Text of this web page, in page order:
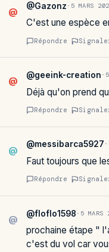
@
@Gazonz · 5 MARS
C'est une espèce
Répondre
@
@geeink-creation ·
Déjà qu'on prend
Répondre
@
@messibarca5927 ·
Faut toujours que
Répondre
@
@floflo1598 · 5 MARS
prochaine étape "
c'est du vol car